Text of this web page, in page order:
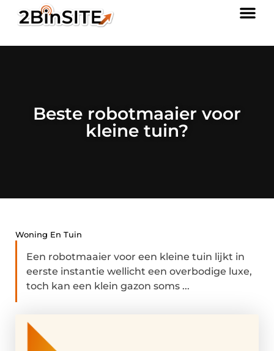
Beste robotmaaier voor
kleine tuin?
Woning En Tuin
Een robotmaaier voor een kleine tuin lijkt in
eerste instantie wellicht een overbodige luxe,
toch kan een klein gazon soms ...